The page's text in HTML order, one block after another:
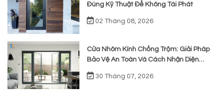
Đúng Kỹ Thuật Để Không Tái Phát
02 Tháng 08, 2026
Cửa Nhôm Kính Chống Trộm: Giải Pháp
Bảo Vệ An Toàn Và Cách Nhận Diện
Chất Lượng Thực Tế
30 Tháng 07, 2026